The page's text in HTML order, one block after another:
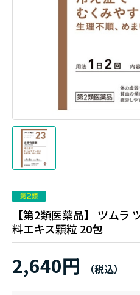
【第2類医薬品】 ツムラ
料エキス顆粒 20包
2,640円